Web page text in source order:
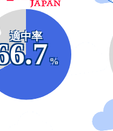
適中率
%